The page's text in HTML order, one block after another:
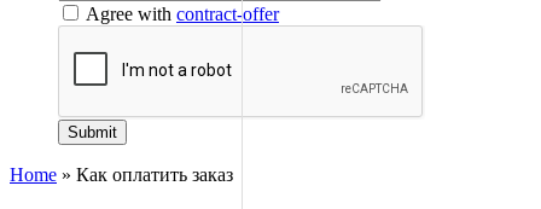
Agree with contract-offer
Submit
Home » Как оплатить заказ